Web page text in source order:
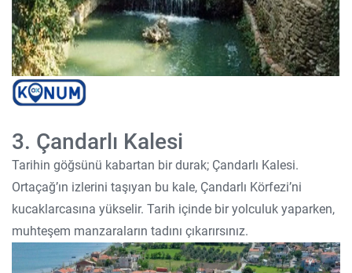
3. Çandarlı Kalesi
Tarihin göğsünü kabartan bir durak; Çandarlı Kalesi.
Ortaçağ’ın izlerini taşıyan bu kale, Çandarlı Körfezi’ni
kucaklarcasına yükselir. Tarih içinde bir yolculuk yaparken,
muhteşem manzaraların tadını çıkarırsınız.